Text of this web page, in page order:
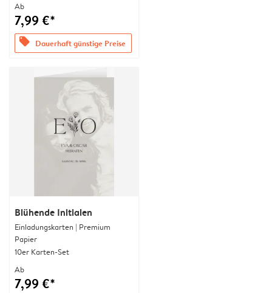
Ab
7,99 €*
offers Dauerhaft günstige Preise
Blühende Initialen
Einladungskarten | Premium
Papier
10er Karten-Set
Ab
7,99 €*